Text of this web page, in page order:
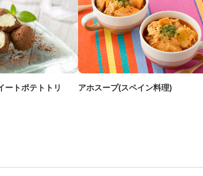
ートポテトトリ
アホスープ(スペイン料理)